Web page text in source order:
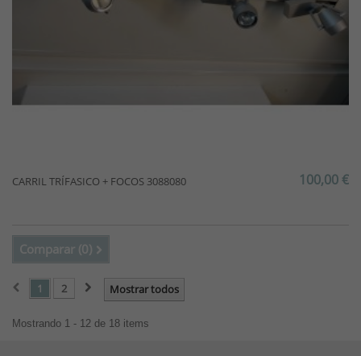
CARRIL TRÍFASICO + FOCOS 3088080 100,00 €
Comparar (0)
Mostrar todos
1 2
Mostrando 1 - 12 de 18 items